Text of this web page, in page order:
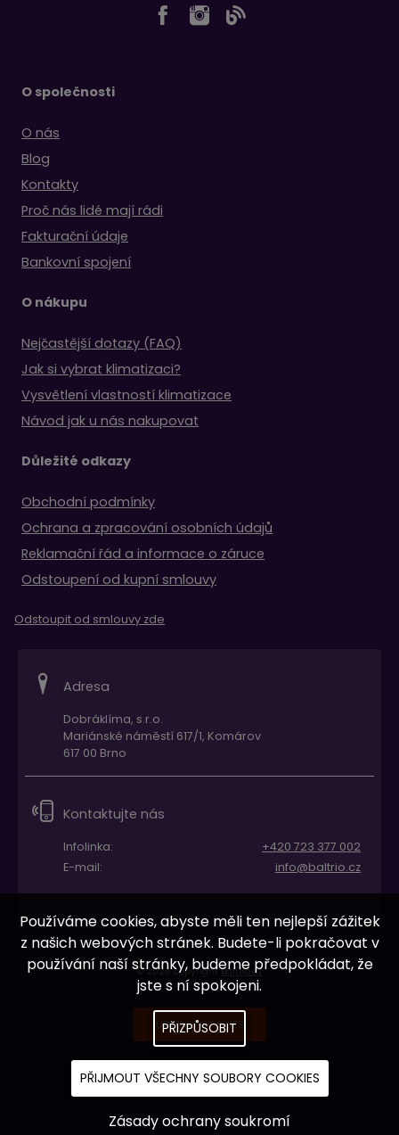
O společnosti
O nás
Blog
Kontakty
Proč nás lidé mají rádi
Fakturační údaje
Bankovní spojení
O nákupu
Nejčastější dotazy (FAQ)
Jak si vybrat klimatizaci?
Vysvětlení vlastností klimatizace
Návod jak u nás nakupovat
Důležité odkazy
Obchodní podmínky
Ochrana a zpracování osobních údajů
Reklamační řád a informace o záruce
Odstoupení od kupní smlouvy
Odstoupit od smlouvy zde
Adresa
Dobráklíma, s.r.o.
Mariánské náměstí 617/1, Komárov
617 00 Brno
Kontaktujte nás
Infolinka:
+420 723 377 002
E-mail:
info@baltrio.cz
© 2026 copyrightBaltrio.cz
UPRAVIT COOKIES
Používáme cookies, abyste měli ten nejlepší zážitek
z našich webových stránek. Budete-li pokračovat v
používání naší stránky, budeme předpokládat, že
jste s ní spokojeni.
PŘIZPŮSOBIT
PŘIJMOUT VŠECHNY SOUBORY COOKIES
Zásady ochrany soukromí